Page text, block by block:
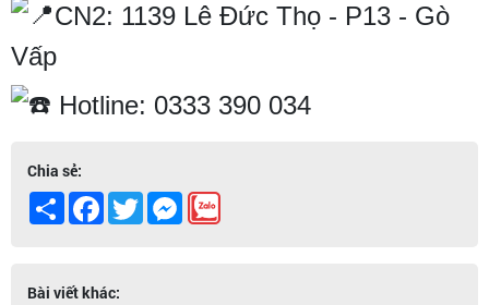
CN2: 1139 Lê Đức Thọ - P13 - Gò
Vấp
Hotline: 0333 390 034
Chia sẻ:
Share FacebookTwitterMessenger
Bài viết khác: